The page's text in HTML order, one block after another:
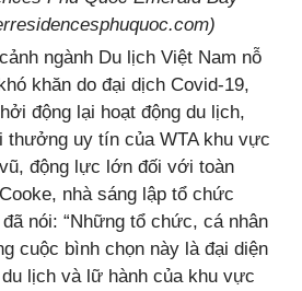
ngành Du lịch Việt Nam nỗ
khăn do đại dịch Covid-19,
động lại hoạt động du lịch,
thưởng uy tín của WTA khu vực
động lực lớn đối với toàn
nhà sáng lập tổ chức
nói: “Những tổ chức, cá nhân
cuộc bình chọn này là đại diện
lịch và lữ hành của khu vực